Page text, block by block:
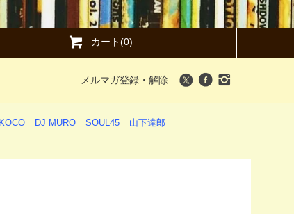
カート(0)
メルマガ登録・解除
DJ MURO SOUL45
山下達郎